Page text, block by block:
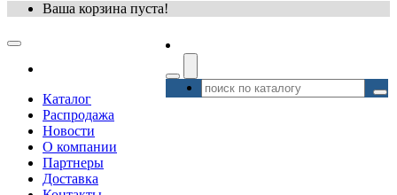
Ваша корзина пуста!
Каталог
Распродажа
Новости
О компании
Партнеры
Доставка